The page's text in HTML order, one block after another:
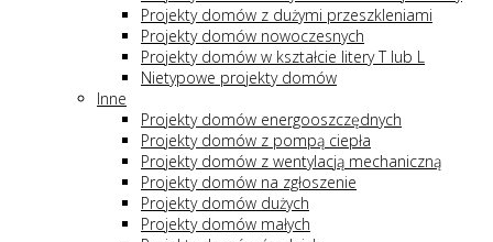
Projekty domów z dużymi przeszkleniami
Projekty domów nowoczesnych
Projekty domów w kształcie litery T lub L
Nietypowe projekty domów
Inne
Projekty domów energooszczędnych
Projekty domów z pompą ciepła
Projekty domów z wentylacją mechaniczną
Projekty domów na zgłoszenie
Projekty domów dużych
Projekty domów małych